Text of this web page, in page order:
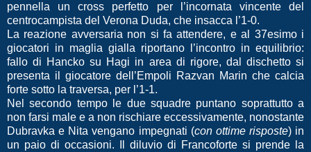
pennella un cross perfetto per l’incornata vincente del
centrocampista del Verona Duda, che insacca l’1-0.
La reazione avversaria non si fa attendere, e al 37esimo i
giocatori in maglia gialla riportano l’incontro in equilibrio:
fallo di Hancko su Hagi in area di rigore, dal dischetto si
presenta il giocatore dell’Empoli Razvan Marin che calcia
forte sotto la traversa, per l’1-1.
Nel secondo tempo le due squadre puntano soprattutto a
non farsi male e a non rischiare eccessivamente, nonostante
Dubravka e Nita vengano impegnati (con ottime risposte) in
un paio di occasioni. Il diluvio di Francoforte si prende la